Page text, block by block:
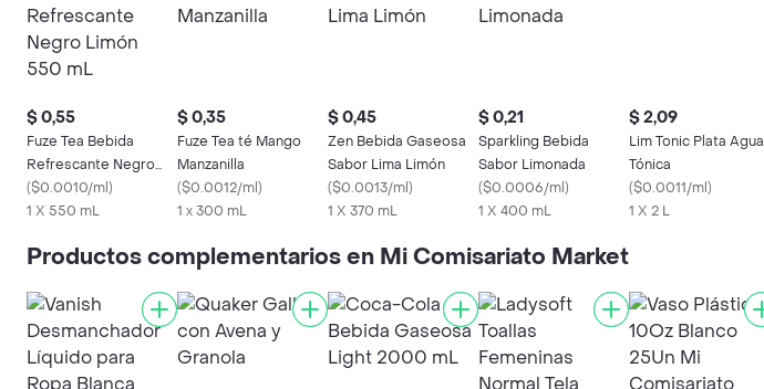
$ 0,55
Fuze Tea Bebida
Refrescante Negro
Limón 550 mL
($0.0010/ml)
1 X 550 mL
$ 0,35
Fuze Tea té Mango
Manzanilla
($0.0012/ml)
1 x 300 mL
$ 0,45
Zen Bebida Gaseosa
Sabor Lima Limón
($0.0013/ml)
1 X 370 mL
$ 0,21
Sparkling Bebida
Sabor Limonada
($0.0006/ml)
1 X 400 mL
$ 2,09
Lim Tonic Plata Agua
Tónica
($0.0011/ml)
1 X 2 L
Productos complementarios en Mi Comisariato Market